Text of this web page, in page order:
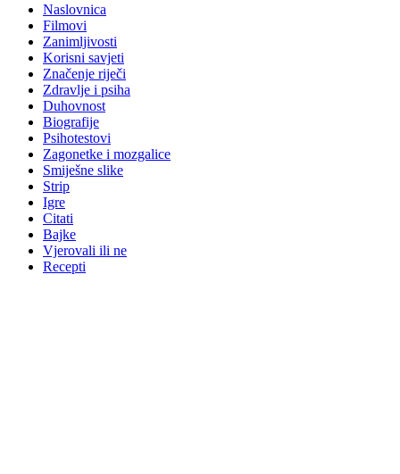
Naslovnica
Filmovi
Zanimljivosti
Korisni savjeti
Značenje riječi
Zdravlje i psiha
Duhovnost
Biografije
Psihotestovi
Zagonetke i mozgalice
Smiješne slike
Strip
Igre
Citati
Bajke
Vjerovali ili ne
Recepti